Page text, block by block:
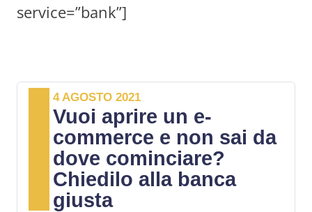
service=”bank”]
4 AGOSTO 2021
Vuoi aprire un e-
commerce e non sai da
dove cominciare?
Chiedilo alla banca
giusta